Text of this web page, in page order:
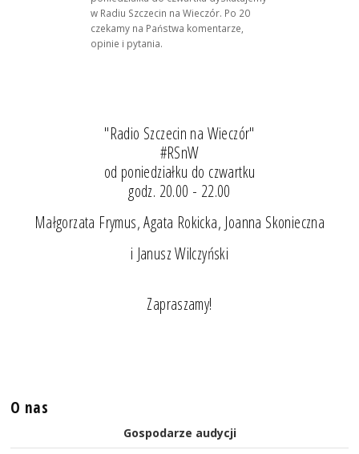
w Radiu Szczecin na Wieczór. Po 20
czekamy na Państwa komentarze,
opinie i pytania.
"Radio Szczecin na Wieczór"
#RSnW
od poniedziałku do czwartku
godz. 20.00 - 22.00
Małgorzata Frymus, Agata Rokicka, Joanna Skonieczna
i Janusz Wilczyński
Zapraszamy!
O nas
Gospodarze audycji